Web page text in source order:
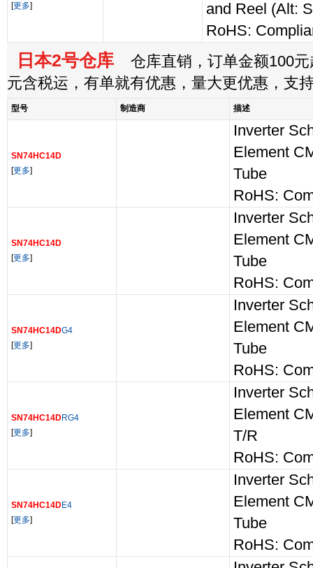
[更多]
and Reel (Alt:
RoHS:
日本2号仓库 仓库直销，订单金额100元
元含税运，有单就有优惠，量大更优惠，支
型号 制造商 描述
SN74HC14D
[更多]
Inverter
Element
Tube
RoHS:
SN74HC14D
[更多]
Inverter
Element
Tube
RoHS:
SN74HC14DG4
[更多]
Inverter
Element
Tube
RoHS:
SN74HC14DRG4
[更多]
Inverter
Element
T/R
RoHS:
SN74HC14DE4
[更多]
Inverter
Element
Tube
RoHS: